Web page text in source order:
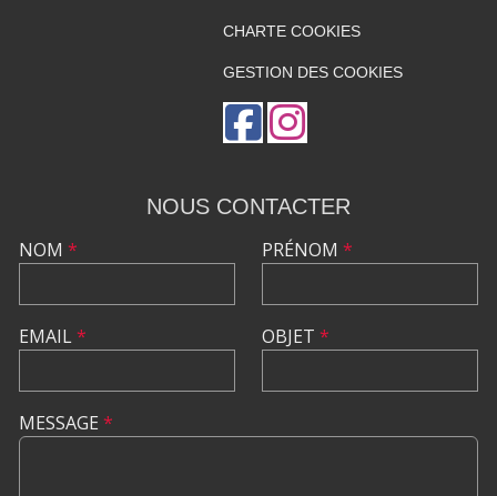
CHARTE COOKIES
GESTION DES COOKIES
NOUS CONTACTER
NOM *
EMAIL*
PRÉNOM *
OBJET *
MESSAGE *